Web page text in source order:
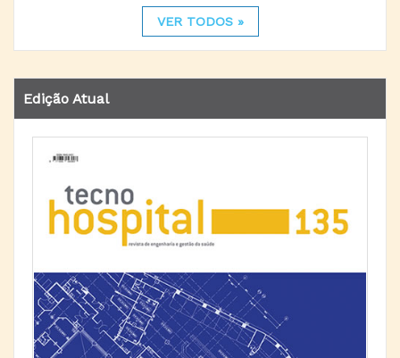
VER TODOS »
Edição Atual